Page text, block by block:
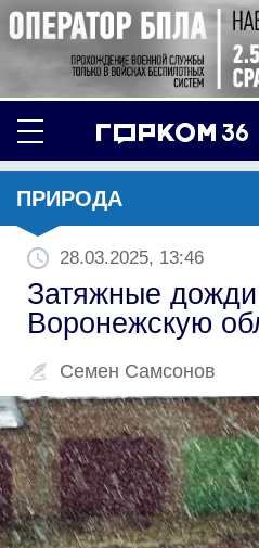
ПРИРОДА
28.03.2025, 13:46
Затяжные
Воронежскую
Семен Самсонов